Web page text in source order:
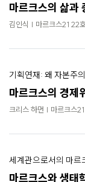
마르크스의 삶과
김인식 | 마르크스21
기획연재: 왜 자본주
마르크스의 경제
크리스 하먼 | 마르크스
세계관으로서의 마르
마르크스와 생태